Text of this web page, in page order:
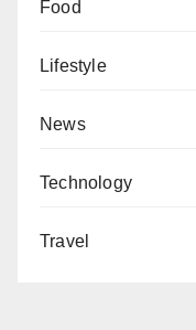
Food
Lifestyle
News
Technology
Travel